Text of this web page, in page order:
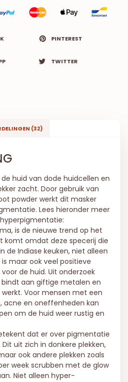
PINTEREST
TWITTER
(32)
huid van dode huidcellen en
zacht. Door gebruik van
powder werkt dit masker
Lees hieronder meer
is de nieuwe trend op het
komt omdat deze specerij die
de Indiase keuken, niet alleen
maar ook veel positieve
de huid. Uit onderzoek
aan giftige metalen en
Voor mensen met een
acne en oneffenheden kan
om de huid weer rustig en
dat er over pigmentatie
uit zich in donkere plekken,
ook andere plekken zoals
week scrubben met de glow
Niet alleen hyper-